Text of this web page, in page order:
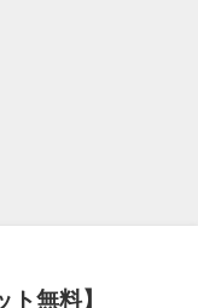
無料】